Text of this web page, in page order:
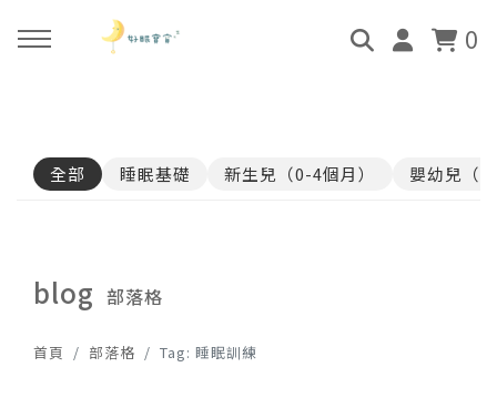
0
關於好眠師
好眠師服務
好眠寶寶 X 企業合作
好眠師認證班
畢業顧問
諮詢服務
0-4個月
4個月-3歲
好眠學苑
學苑評價
全部 睡眠基礎 新生兒（0-4個月） 嬰幼兒（
blog 部落格
首頁 部落格 Tag: 睡眠訓練